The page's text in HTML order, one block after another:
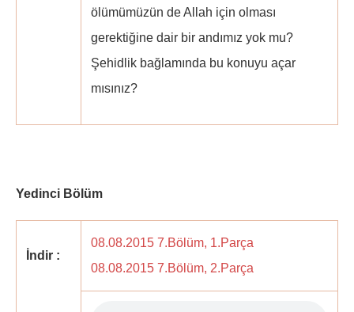
ölümümüzün de Allah için olması
gerektiğine dair bir andımız yok mu?
Şehidlik bağlamında bu konuyu açar
mısınız?
Yedinci Bölüm
İndir :
08.08.2015 7.Bölüm, 1.Parça
08.08.2015 7.Bölüm, 2.Parça